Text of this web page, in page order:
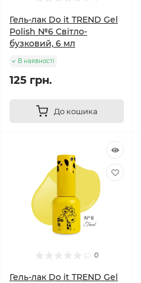
Гель-лак Do it TREND Gel
Polish №6 Світло-
бузковий, 6 мл
В наявності
125 грн.
До кошика
0
Гель-лак Do it TREND Gel